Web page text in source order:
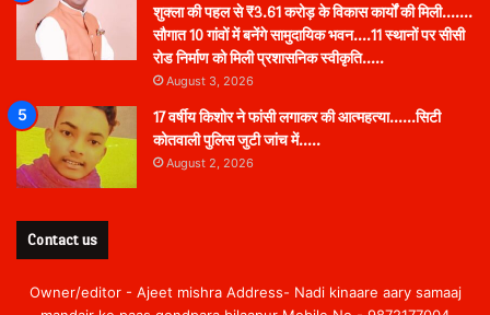
शुक्ला की पहल से ₹3.61 करोड़ के विकास कार्यों की मिली…….
सौगात 10 गांवों में बनेंगे सामुदायिक भवन….11 स्थानों पर सीसी
रोड निर्माण को मिली प्रशासनिक स्वीकृति…..
August 3, 2026
17 वर्षीय किशोर ने फांसी लगाकर की आत्महत्या……सिटी
कोतवाली पुलिस जुटी जांच में…..
August 2, 2026
Contact us
Owner/editor - Ajeet mishra Address- Nadi kinaare aary samaaj